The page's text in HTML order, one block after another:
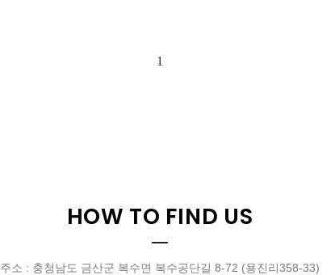
1
HOW TO FIND US
주소 : 충청남도 금산군 복수면 복수공단길 8-72 (용진리358-33)